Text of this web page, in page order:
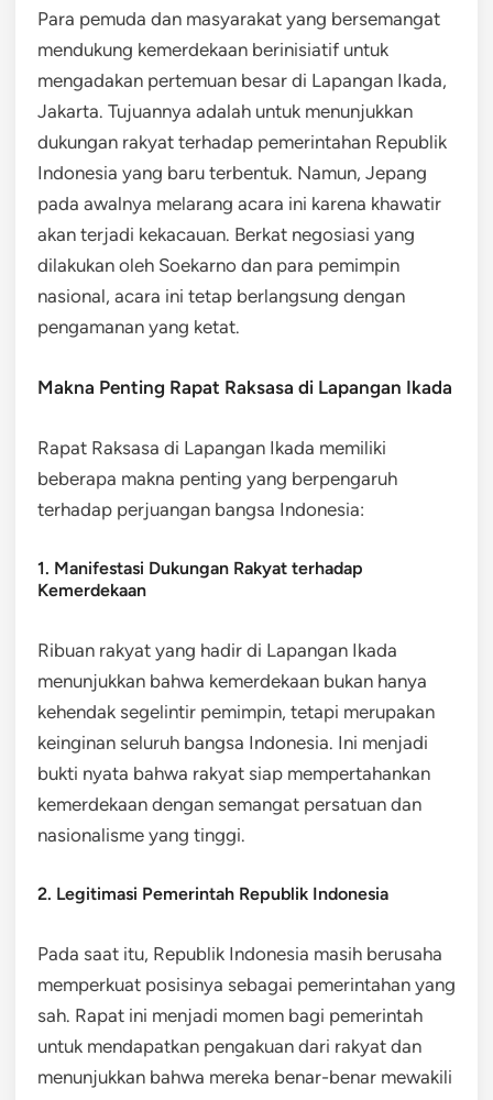
Para pemuda dan masyarakat yang bersemangat
mendukung kemerdekaan berinisiatif untuk
mengadakan pertemuan besar di Lapangan Ikada,
Jakarta. Tujuannya adalah untuk menunjukkan
dukungan rakyat terhadap pemerintahan Republik
Indonesia yang baru terbentuk. Namun, Jepang
pada awalnya melarang acara ini karena khawatir
akan terjadi kekacauan. Berkat negosiasi yang
dilakukan oleh Soekarno dan para pemimpin
nasional, acara ini tetap berlangsung dengan
pengamanan yang ketat.
Makna Penting Rapat Raksasa di Lapangan Ikada
Rapat Raksasa di Lapangan Ikada memiliki
beberapa makna penting yang berpengaruh
terhadap perjuangan bangsa Indonesia:
1. Manifestasi Dukungan Rakyat terhadap
Kemerdekaan
Ribuan rakyat yang hadir di Lapangan Ikada
menunjukkan bahwa kemerdekaan bukan hanya
kehendak segelintir pemimpin, tetapi merupakan
keinginan seluruh bangsa Indonesia. Ini menjadi
bukti nyata bahwa rakyat siap mempertahankan
kemerdekaan dengan semangat persatuan dan
nasionalisme yang tinggi.
2. Legitimasi Pemerintah Republik Indonesia
Pada saat itu, Republik Indonesia masih berusaha
memperkuat posisinya sebagai pemerintahan yang
sah. Rapat ini menjadi momen bagi pemerintah
untuk mendapatkan pengakuan dari rakyat dan
menunjukkan bahwa mereka benar-benar mewakili